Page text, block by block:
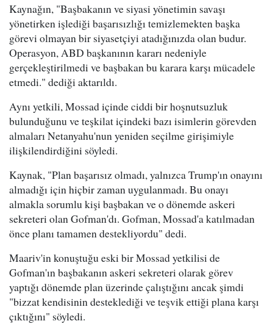
Kaynağın, "Başbakanın ve siyasi yönetimin savaşı
yönetirken işlediği başarısızlığı temizlemekten başka
görevi olmayan bir siyasetçiyi atadığınızda olan budur.
Operasyon, ABD başkanının kararı nedeniyle
gerçekleştirilmedi ve başbakan bu karara karşı mücadele
etmedi." dediği aktarıldı.
Aynı yetkili, Mossad içinde ciddi bir hoşnutsuzluk
bulunduğunu ve teşkilat içindeki bazı isimlerin görevden
almaları Netanyahu'nun yeniden seçilme girişimiyle
ilişkilendirdiğini söyledi.
Kaynak, "Plan başarısız olmadı, yalnızca Trump'ın onayını
almadığı için hiçbir zaman uygulanmadı. Bu onayı
almakla sorumlu kişi başbakan ve o dönemde askeri
sekreteri olan Gofman'dı. Gofman, Mossad'a katılmadan
önce planı tamamen destekliyordu" dedi.
Maariv'in konuştuğu eski bir Mossad yetkilisi de
Gofman'ın başbakanın askeri sekreteri olarak görev
yaptığı dönemde plan üzerinde çalıştığını ancak şimdi
"bizzat kendisinin desteklediği ve teşvik ettiği plana karşı
çıktığını" söyledi.